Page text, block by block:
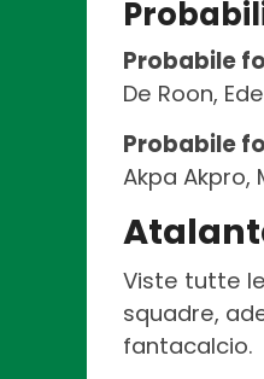
Probabile
De Roon,
Probabile
Akpa Akpro,
Viste tutte
squadre,
fantacalcio.